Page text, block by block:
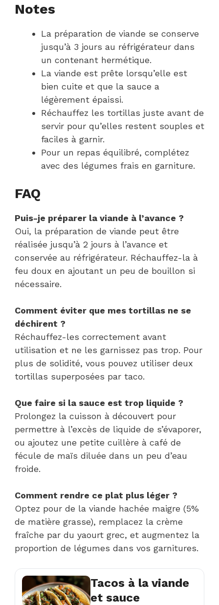
Notes
La préparation de viande se conserve
jusqu’à 3 jours au réfrigérateur dans
un contenant hermétique.
La viande est prête lorsqu’elle est
bien cuite et que la sauce a
légèrement épaissi.
Réchauffez les tortillas juste avant de
servir pour qu’elles restent souples et
faciles à garnir.
Pour un repas équilibré, complétez
avec des légumes frais en garniture.
FAQ
Puis-je préparer la viande à l’avance ?
Oui, la préparation de viande peut être
réalisée jusqu’à 2 jours à l’avance et
conservée au réfrigérateur. Réchauffez-la à
feu doux en ajoutant un peu de bouillon si
nécessaire.
Comment éviter que mes tortillas ne se
déchirent ?
Réchauffez-les correctement avant
utilisation et ne les garnissez pas trop. Pour
plus de solidité, vous pouvez utiliser deux
tortillas superposées par taco.
Que faire si la sauce est trop liquide ?
Prolongez la cuisson à découvert pour
permettre à l’excès de liquide de s’évaporer,
ou ajoutez une petite cuillère à café de
fécule de maïs diluée dans un peu d’eau
froide.
Comment rendre ce plat plus léger ?
Optez pour de la viande hachée maigre (5%
de matière grasse), remplacez la crème
fraîche par du yaourt grec, et augmentez la
proportion de légumes dans vos garnitures.
Tacos à la viande
et sauce